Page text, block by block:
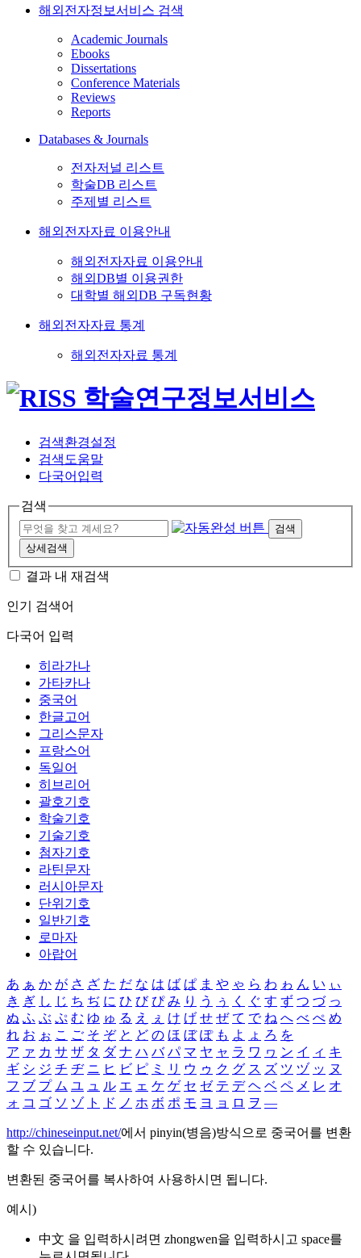
해외전자정보서비스 검색
Academic Journals
Ebooks
Dissertations
Conference Materials
Reviews
Reports
Databases & Journals
전자저널 리스트
학술DB 리스트
주제별 리스트
해외전자자료 이용안내
해외전자자료 이용안내
해외DB별 이용권한
대학별 해외DB 구독현황
해외전자자료 통계
해외전자자료 통계
검색환경설정
검색도움말
다국어입력
검색
검색
상세검색
결과 내 재검색
인기 검색어
다국어 입력
히라가나
가타카나
중국어
한글고어
그리스문자
프랑스어
독일어
히브리어
괄호기호
학술기호
기술기호
첨자기호
라틴문자
러시아문자
단위기호
일반기호
로마자
아랍어
あ ぁ か が さ ざ た だ な は ば ぱ ま や ゃ ら わ ゎ ん い ぃ
き ぎ し じ ち ぢ に ひ び ぴ み り う ぅ く ぐ す ず つ づ っ
ぬ ふ ぶ ぷ む ゆ ゅ る え ぇ け げ せ ぜ て で ね へ べ ぺ め
れ お ぉ こ ご そ ぞ と ど の ほ ぼ ぽ も よ ょ ろ を
ア ァ カ サ ザ タ ダ ナ ハ バ パ マ ヤ ャ ラ ワ ヮ ン イ ィ キ
ギ シ ジ チ ヂ ニ ヒ ビ ピ ミ リ ウ ゥ ク グ ス ズ ツ ヅ ッ ヌ
フ ブ プ ム ユ ュ ル エ ェ ケ ゲ セ ゼ テ デ ヘ ベ ペ メ レ オ
ォ コ ゴ ソ ゾ ト ド ノ ホ ボ ポ モ ヨ ョ ロ ヲ ―
http://chineseinput.net/에서 pinyin(병음)방식으로 중국어를 변환
할 수 있습니다.
변환된 중국어를 복사하여 사용하시면 됩니다.
예시)
中文 을 입력하시려면 zhongwen을 입력하시고 space를